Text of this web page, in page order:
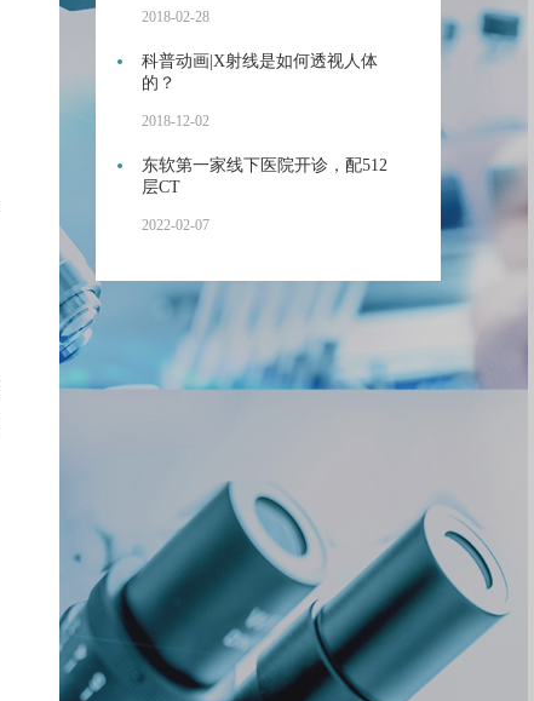
2018-02-28
科普动画|X射线是如何透视人体
的？
2018-12-02
东软第一家线下医院开诊，配512
层CT
2022-02-07